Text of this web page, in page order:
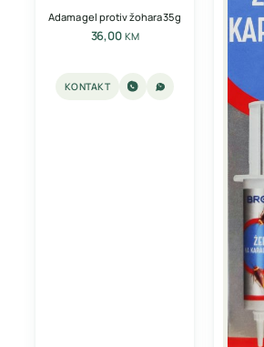
Adama gel protiv žohara 35g
36,00 KM
KONTAKT